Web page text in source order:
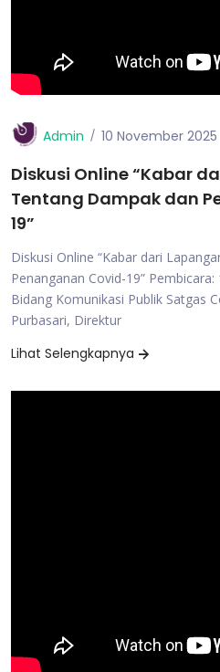
Admin 10 November 2025
Diskusi Online “Kabar
Tentang Dampak dan
19”
Diskusi Online “Kabar dari
Penanganan Covid-19”
Bidang Komunikasi Publik Satgas
Purbasari, Direktur
Lihat Selengkapnya